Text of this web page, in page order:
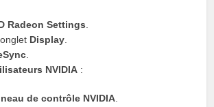
Radeon Settings
Display
NVIDIA :
de contrôle NVIDIA